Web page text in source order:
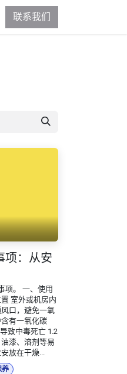
联系我们
项：从安
项。 一、使用
室外或机房内
口，避免一氧
有一氧化碳
致中毒死亡 1.2
漆、溶剂等易
放在干燥...
养